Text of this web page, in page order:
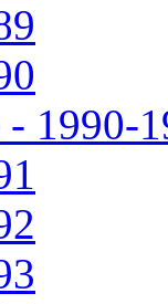
- 1990-